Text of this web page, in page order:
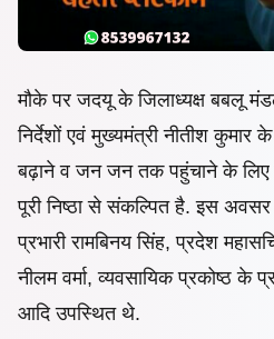
मौके पर जदयू के जिलाध्यक्ष बबलू मंडल
निर्देशों एवं मुख्यमंत्री नीतीश
बढ़ाने व जन जन तक पहुंचाने के लिए
पूरी निष्ठा से संकल्पित है. इस
प्रभारी रामबिनय सिंह, प्रदेश
नीलम वर्मा, व्यवसायिक प्रकोष्ठ के
आदि उपस्थित थे.